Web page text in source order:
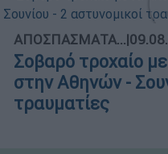
ΑΠΟΣΠΑΣΜΑΤΑ...|
Σοβαρό τροχαίο
στην Αθηνών -
τραυματίες